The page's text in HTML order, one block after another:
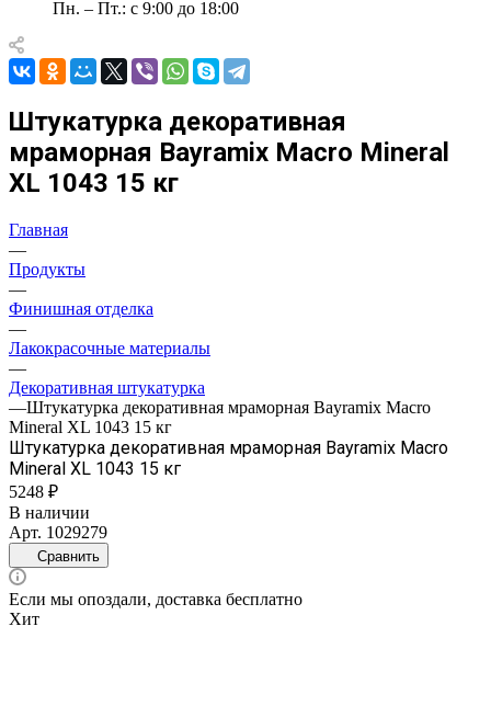
Пн. – Пт.: с 9:00 до 18:00
Штукатурка декоративная
мраморная Bayramix Macro Mineral
XL 1043 15 кг
Главная
—
Продукты
—
Финишная отделка
—
Лакокрасочные материалы
—
Декоративная штукатурка
—Штукатурка декоративная мраморная Bayramix Macro
Mineral XL 1043 15 кг
Штукатурка декоративная мраморная Bayramix Macro
Mineral XL 1043 15 кг
5248 ₽
В наличии
Арт. 1029279
Сравнить
Если мы опоздали, доставка бесплатно
Хит